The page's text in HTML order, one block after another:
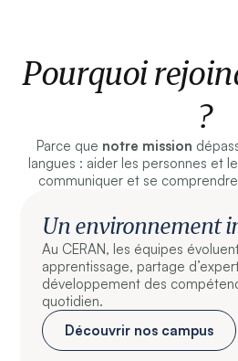
Pourquoi
?
Parce que notre mission
langues : aider les personnes et
communiquer et se
Un environnement
Au CERAN, les équipes
apprentissage, partage
développement des
quotidien.
Découvrir nos campus